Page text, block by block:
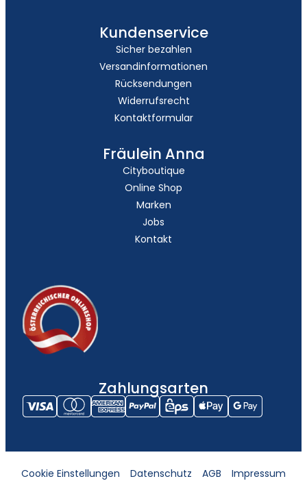
Kundenservice
Sicher bezahlen
Versandinformationen
Rücksendungen
Widerrufsrecht
Kontaktformular
Fräulein Anna
Cityboutique
Online Shop
Marken
Jobs
Kontakt
Zahlungsarten
Cookie Einstellungen Datenschutz AGB Impressum